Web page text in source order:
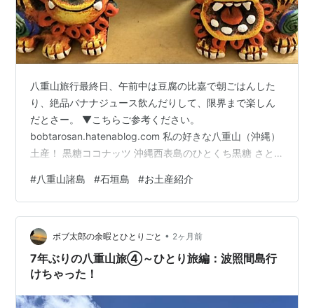
八重山旅行最終日、午前中は豆腐の比嘉で朝ごはんした
り、絶品バナナジュース飲んだりして、限界まで楽しん
だとさー。 ▼こちらご参考ください。
bobtarosan.hatenablog.com 私の好きな八重山（沖縄）
土産！ 黒糖ココナッツ 沖縄西表島のひとくち黒糖 さと
ーサー 空弁のおすすめ！ 新ぱち農弁当 まとめ 私の好き
な八重山（沖縄）土産！ ココでは、お土産おすすめをま
とめていきたいと思います！ 黒糖ココナッツ これ本当に
毎回買ってしまう。大好きなお菓子。歯が砕けそうに固
いので、一口サイズに割ってからお召し上がりくださ
い！ 楽天市場の拾い…
#八重山諸島 #石垣島 #お土産紹介
ボブ太郎の余暇とひとりごと • 2ヶ月前
7年ぶりの八重山旅④～ひとり旅編：波照間島行
けちゃった！